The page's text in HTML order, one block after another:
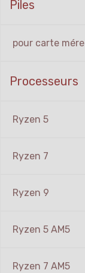
Piles
pour carte mére
Processeurs
Ryzen 5
Ryzen 7
Ryzen 9
Ryzen 5 AM5
Ryzen 7 AM5